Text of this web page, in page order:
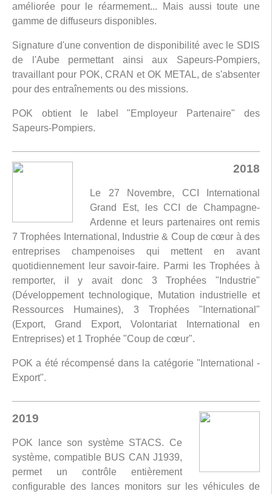
améliorée pour le réarmement... Mais aussi toute une
gamme de diffuseurs disponibles.
Signature d'une convention de disponibilité avec le SDIS
de l'Aube permettant ainsi aux Sapeurs-Pompiers,
travaillant pour POK, CRAN et OK METAL, de s'absenter
pour des entraînements ou des missions.
POK obtient le label "Employeur Partenaire" des
Sapeurs-Pompiers.
2018
Le 27 Novembre, CCI International
Grand Est, les CCI de Champagne-
Ardenne et leurs partenaires ont remis
7 Trophées International, Industrie & Coup de cœur à des
entreprises champenoises qui mettent en avant
quotidiennement leur savoir-faire. Parmi les Trophées à
remporter, il y avait donc 3 Trophées "Industrie"
(Développement technologique, Mutation industrielle et
Ressources Humaines), 3 Trophées "International"
(Export, Grand Export, Volontariat International en
Entreprises) et 1 Trophée "Coup de cœur".
POK a été récompensé dans la catégorie "International -
Export".
2019
POK lance son système STACS. Ce
système, compatible BUS CAN J1939,
permet un contrôle entièrement
configurable des lances monitors sur les véhicules de